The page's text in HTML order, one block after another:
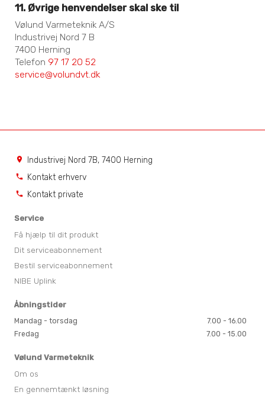
11. Øvrige henvendelser skal ske til
Vølund Varmeteknik A/S
Industrivej Nord 7 B
7400 Herning
Telefon 97 17 20 52
service@volundvt.dk
location_on Industrivej Nord 7B, 7400 Herning
phone Kontakt erhverv
phone Kontakt private
Service
Få hjælp til dit produkt
Dit serviceabonnement
Bestil serviceabonnement
NIBE Uplink
Åbningstider
Mandag - torsdag
7.00 - 16.00
Fredag
7.00 - 15.00
Vølund Varmeteknik
Om os
En gennemtænkt løsning